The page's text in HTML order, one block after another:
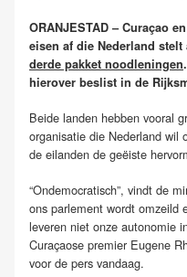
ORANJESTAD – Curaçao
eisen af die Nederland stelt
derde pakket noodleningen
hierover beslist in de
Beide landen hebben vooral
organisatie die Nederland wil
de eilanden de geëiste
“Ondemocratisch”, vindt de
ons parlement wordt omzeild
leveren niet onze autonomie
Curaçaose premier Eugene
voor de pers vandaag.